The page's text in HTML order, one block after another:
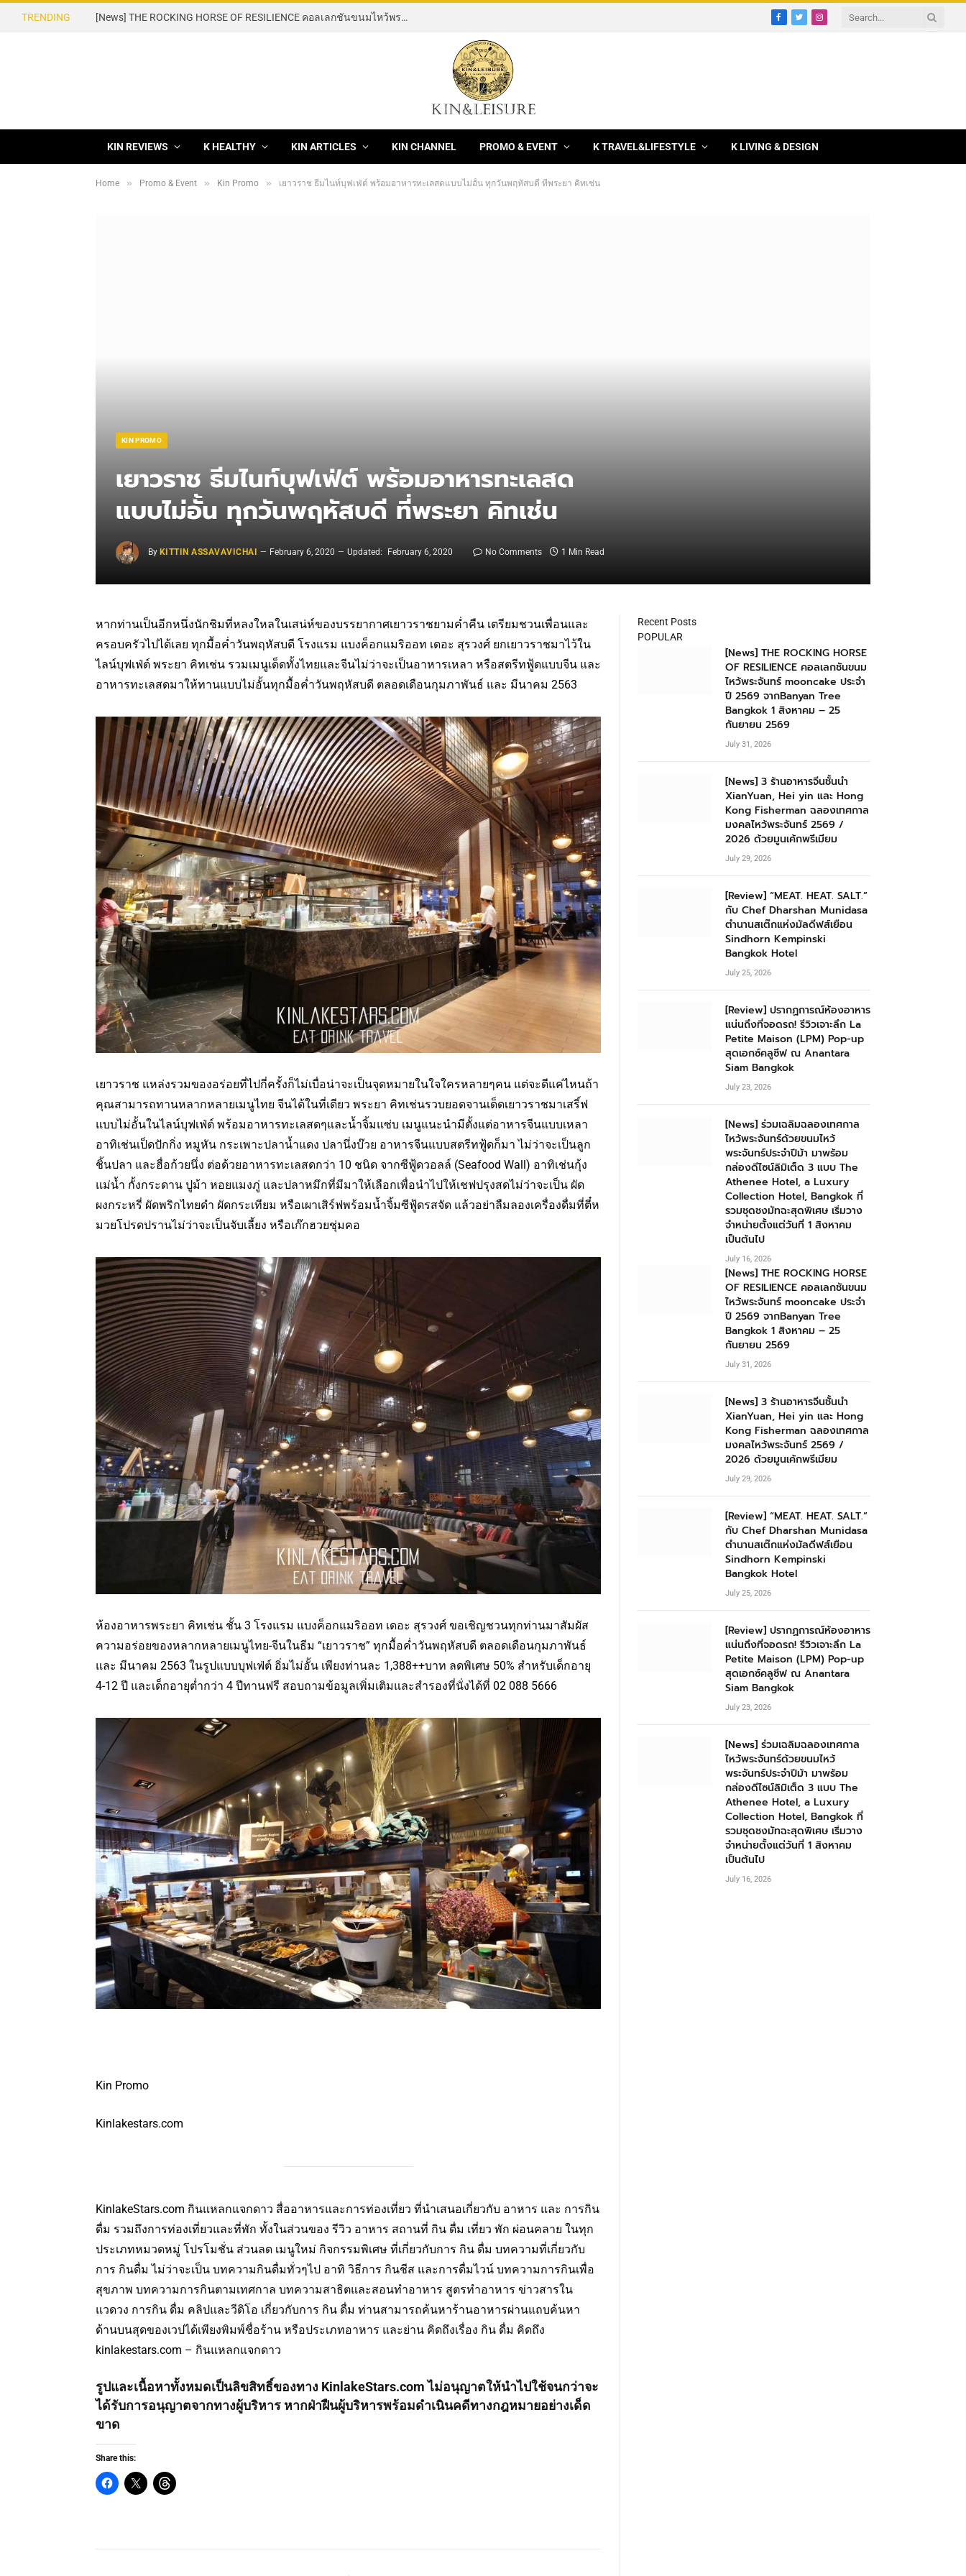
TRENDING [News] THE ROCKING HORSE OF RESILIENCE คอลเลกชันขนมไหว้พระจันทร์ mooncake ประจำปี 2569 จากBanyan Tree Bangkok 1 สิงหาคม – 25 กันยายน 2569
Facebook
TwitterInstagram
KIN REVIEWS K HEALTHY KIN ARTICLES KIN CHANNEL PROMO & EVENT K TRAVEL&LIFESTYLE K LIVING & DESIGN
Home » Promo & Event » Kin Promo » เยาวราช ธีมไนท์บุฟเฟ่ต์ พร้อมอาหารทะเลสดแบบไม่อั้น ทุกวันพฤหัสบดี ที่พระยา คิทเช่น
KIN PROMO
เยาวราช ธีมไนท์บุฟเฟ่ต์ พร้อมอาหารทะเลสด
แบบไม่อั้น ทุกวันพฤหัสบดี ที่พระยา คิทเช่น
By KITTIN ASSAVAVICHAI February 6, 2020 Updated: February 6, 2020 No Comments 1 Min Read
หากท่านเป็นอีกหนึ่งนักชิมที่หลงใหลในเสน่ห์ของบรรยากาศเยาวราชยามค่ำคืน เตรียมชวนเพื่อนและ
ครอบครัวไปได้เลย ทุกมื้อค่ำวันพฤหัสบดี โรงแรม แบงค็อกแมริออท เดอะ สุรวงศ์ ยกเยาวราชมาไว้ใน
ไลน์บุฟเฟ่ต์ พระยา คิทเช่น รวมเมนูเด็ดทั้งไทยและจีนไม่ว่าจะเป็นอาหารเหลา หรือสตรีทฟู้ดแบบจีน และ
อาหารทะเลสดมาให้ทานแบบไม่อั้นทุกมื้อค่ำวันพฤหัสบดี ตลอดเดือนกุมภาพันธ์ และ มีนาคม 2563
เยาวราช แหล่งรวมของอร่อยที่ไปกี่ครั้งก็ไม่เบื่อน่าจะเป็นจุดหมายในใจใครหลายๆคน แต่จะดีแค่ไหนถ้า
คุณสามารถทานหลากหลายเมนูไทย จีนได้ในที่เดียว พระยา คิทเช่นรวบยอดจานเด็ดเยาวราชมาเสริ์ฟ
แบบไม่อั้นในไลน์บุฟเฟ่ต์ พร้อมอาหารทะเลสดๆและน้ำจิ้มแซ่บ เมนูแนะนำมีตั้งแต่อาหารจีนแบบเหลา
อาทิเช่นเป็ดปักกิ่ง หมูหัน กระเพาะปลาน้ำแดง ปลานึ่งบ๊วย อาหารจีนแบบสตรีทฟู้ดก็มา ไม่ว่าจะเป็นลูก
ชิ้นปลา และฮื่อก้วยนึ่ง ต่อด้วยอาหารทะเลสดกว่า 10 ชนิด จากซีฟู้ดวอลล์ (Seafood Wall) อาทิเช่นกุ้ง
แม่น้ำ กั้งกระดาน ปูม้า หอยแมงภู่ และปลาหมึกที่มีมาให้เลือกเพื่อนำไปให้เชฟปรุงสดไม่ว่าจะเป็น ผัด
ผงกระหรี่ ผัดพริกไทยดำ ผัดกระเทียม หรือเผาเสิร์ฟพร้อมน้ำจิ้มซีฟู้ดรสจัด แล้วอย่าลืมลองเครื่องดื่มที่ตี๋ห
มวยโปรดปรานไม่ว่าจะเป็นจับเลี้ยง หรือเก๊กฮวยชุ่มคอ
ห้องอาหารพระยา คิทเช่น ชั้น 3 โรงแรม แบงค็อกแมริออท เดอะ สุรวงศ์ ขอเชิญชวนทุกท่านมาสัมผัส
ความอร่อยของหลากหลายเมนูไทย-จีนในธีม “เยาวราช” ทุกมื้อค่ำวันพฤหัสบดี ตลอดเดือนกุมภาพันธ์
และ มีนาคม 2563 ในรูปแบบบุฟเฟ่ต์ อิ่มไม่อั้น เพียงท่านละ 1,388++บาท ลดพิเศษ 50% สำหรับเด็กอายุ
4-12 ปี และเด็กอายุต่ำกว่า 4 ปีทานฟรี สอบถามข้อมูลเพิ่มเติมและสำรองที่นั่งได้ที่ 02 088 5666
Kin Promo
Kinlakestars.com
KinlakeStars.com กินแหลกแจกดาว สื่ออาหารและการท่องเที่ยว ที่นำเสนอเกี่ยวกับ อาหาร และ การกิน
ดื่ม รวมถึงการท่องเที่ยวและที่พัก ทั้งในส่วนของ รีวิว อาหาร สถานที่ กิน ดื่ม เที่ยว พัก ผ่อนคลาย ในทุก
ประเภทหมวดหมู่ โปรโมชั่น ส่วนลด เมนูใหม่ กิจกรรมพิเศษ ที่เกี่ยวกับการ กิน ดื่ม บทความที่เกี่ยวกับ
การ กินดื่ม ไม่ว่าจะเป็น บทความกินดื่มทั่วๆไป อาทิ วิธีการ กินชีส และการดื่มไวน์ บทความการกินเพื่อ
สุขภาพ บทความการกินตามเทศกาล บทความสาธิตและสอนทำอาหาร สูตรทำอาหาร ข่าวสารใน
แวดวง การกิน ดื่ม คลิปและวีดิโอ เกี่ยวกับการ กิน ดื่ม ท่านสามารถค้นหาร้านอาหารผ่านแถบค้นหา
ด้านบนสุดของเวปได้เพียงพิมพ์ชื่อร้าน หรือประเภทอาหาร และย่าน คิดถึงเรื่อง กิน ดื่ม คิดถึง
kinlakestars.com – กินแหลกแจกดาว
รูปและเนื้อหาทั้งหมดเป็นลิขสิทธิ์ของทาง KinlakeStars.com ไม่อนุญาตให้นำไปใช้จนกว่าจะ
ได้รับการอนุญาตจากทางผู้บริหาร หากฝ่าฝืนผู้บริหารพร้อมดำเนินคดีทางกฎหมายอย่างเด็ด
ขาด
Share this:
Recent Posts
POPULAR
[News] THE ROCKING HORSE
OF RESILIENCE คอลเลกชันขนม
ไหว้พระจันทร์ mooncake ประจำ
ปี 2569 จากBanyan Tree
Bangkok 1 สิงหาคม – 25
กันยายน 2569
July 31, 2026
[News] 3 ร้านอาหารจีนชั้นนำ
XianYuan, Hei yin และ Hong
Kong Fisherman ฉลองเทศกาล
มงคลไหว้พระจันทร์ 2569 /
2026 ด้วยมูนเค้กพรีเมียม
July 29, 2026
[Review] “MEAT. HEAT. SALT.”
กับ Chef Dharshan Munidasa
ตำนานสเต๊กแห่งมัลดีฟส์เยือน
Sindhorn Kempinski
Bangkok Hotel
July 25, 2026
[Review] ปรากฏการณ์ห้องอาหาร
แน่นถึงที่จอดรถ! รีวิวเจาะลึก La
Petite Maison (LPM) Pop-up
สุดเอกซ์คลูซีฟ ณ Anantara
Siam Bangkok
July 23, 2026
[News] ร่วมเฉลิมฉลองเทศกาล
ไหว้พระจันทร์ด้วยขนมไหว้
พระจันทร์ประจำปีม้า มาพร้อม
กล่องดีไซน์ลิมิเต็ด 3 แบบ The
Athenee Hotel, a Luxury
Collection Hotel, Bangkok ที่
รวมชุดชงมัทฉะสุดพิเศษ เริ่มวาง
จำหน่ายตั้งแต่วันที่ 1 สิงหาคม
เป็นต้นไป
July 16, 2026
[News] THE ROCKING HORSE
OF RESILIENCE คอลเลกชันขนม
ไหว้พระจันทร์ mooncake ประจำ
ปี 2569 จากBanyan Tree
Bangkok 1 สิงหาคม – 25
กันยายน 2569
July 31, 2026
[News] 3 ร้านอาหารจีนชั้นนำ
XianYuan, Hei yin และ Hong
Kong Fisherman ฉลองเทศกาล
มงคลไหว้พระจันทร์ 2569 /
2026 ด้วยมูนเค้กพรีเมียม
July 29, 2026
[Review] “MEAT. HEAT. SALT.”
กับ Chef Dharshan Munidasa
ตำนานสเต๊กแห่งมัลดีฟส์เยือน
Sindhorn Kempinski
Bangkok Hotel
July 25, 2026
[Review] ปรากฏการณ์ห้องอาหาร
แน่นถึงที่จอดรถ! รีวิวเจาะลึก La
Petite Maison (LPM) Pop-up
สุดเอกซ์คลูซีฟ ณ Anantara
Siam Bangkok
July 23, 2026
[News] ร่วมเฉลิมฉลองเทศกาล
ไหว้พระจันทร์ด้วยขนมไหว้
พระจันทร์ประจำปีม้า มาพร้อม
กล่องดีไซน์ลิมิเต็ด 3 แบบ The
Athenee Hotel, a Luxury
Collection Hotel, Bangkok ที่
รวมชุดชงมัทฉะสุดพิเศษ เริ่มวาง
จำหน่ายตั้งแต่วันที่ 1 สิงหาคม
เป็นต้นไป
July 16, 2026